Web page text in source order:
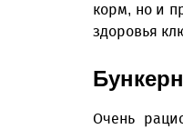
корм, но и
здоровья
Очень